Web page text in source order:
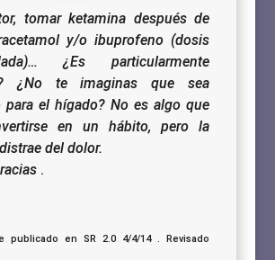
tomar ketamina después de
y/o ibuprofeno (dosis
¿Es particularmente
¿No te imaginas que sea
para el hígado? No es algo que
en un hábito, pero la
del dolor.
.
publicado en SR 2.0 4/4/14 . Revisado